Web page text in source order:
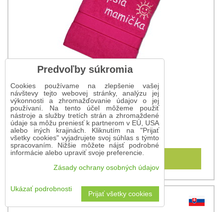
Osuška pre mamičku
15,90 €
Do košíka
Predvoľby súkromia
Cookies používame na zlepšenie vašej
návštevy tejto webovej stránky, analýzu jej
výkonnosti a zhromažďovanie údajov o jej
používaní. Na tento účel môžeme použiť
nástroje a služby tretích strán a zhromaždené
údaje sa môžu preniesť k partnerom v EÚ, USA
alebo iných krajinách. Kliknutím na "Prijať
všetky cookies" vyjadrujete svoj súhlas s týmto
spracovaním. Nižšie môžete nájsť podrobné
informácie alebo upraviť svoje preferencie.
Zásady ochrany osobných údajov
Ukázať podrobnosti
Prijať všetky cookies